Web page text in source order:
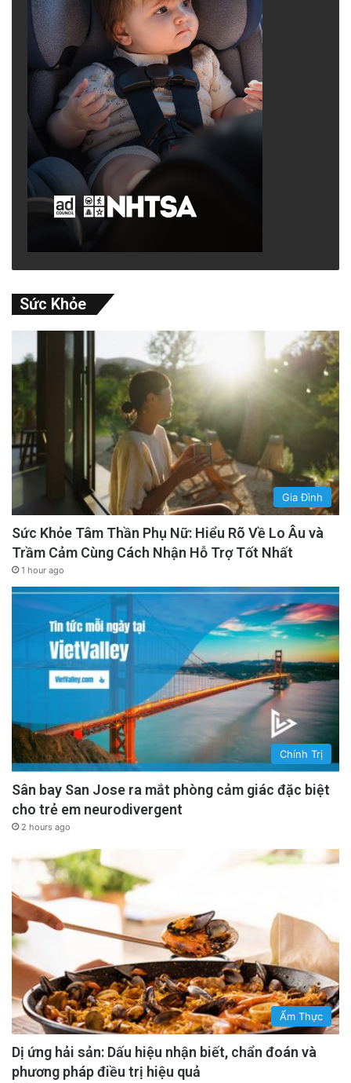
Sức Khỏe
Gia Đình
Sức Khỏe Tâm Thần Phụ Nữ: Hiểu Rõ Về Lo Âu và
Trầm Cảm Cùng Cách Nhận Hỗ Trợ Tốt Nhất
1 hour ago
Chính Trị
Sân bay San Jose ra mắt phòng cảm giác đặc biệt
cho trẻ em neurodivergent
2 hours ago
Ẩm Thực
Dị ứng hải sản: Dấu hiệu nhận biết, chẩn đoán và
phương pháp điều trị hiệu quả